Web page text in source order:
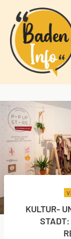
Inhalt
springen
KULTUR-
STADT: